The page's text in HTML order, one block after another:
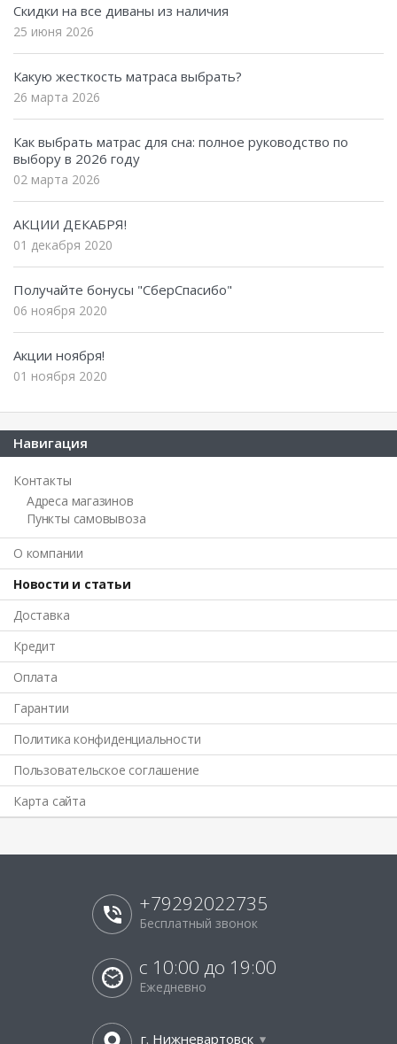
Скидки на все диваны из наличия
25 июня 2026
Какую жесткость матраса выбрать?
26 марта 2026
Как выбрать матрас для сна: полное руководство по
выбору в 2026 году
02 марта 2026
АКЦИИ ДЕКАБРЯ!
01 декабря 2020
Получайте бонусы "СберСпасибо"
06 ноября 2020
Акции ноября!
01 ноября 2020
Навигация
Контакты
Адреса магазинов
Пункты самовывоза
О компании
Новости и статьи
Доставка
Кредит
Оплата
Гарантии
Политика конфиденциальности
Пользовательское соглашение
Карта сайта
+79292022735
Бесплатный звонок
с 10:00 до 19:00
Ежедневно
г. Нижневартовск